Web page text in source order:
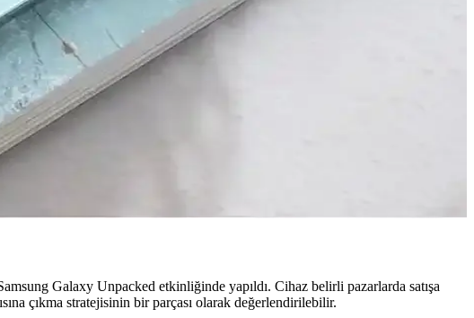
doğru yöntemlerle gereksiz dosyalardan kurtulun.
ve yenilik vaat ediyor.
Galaxy Unpacked etkinliğinde yapıldı. Cihaz belirli pazarlarda satışa
çıkma stratejisinin bir parçası olarak değerlendirilebilir.